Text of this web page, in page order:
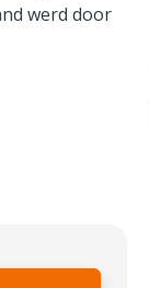
werd door